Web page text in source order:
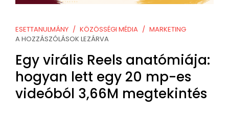
ESETTANULMÁNY KÖZÖSSÉGI MÉDIA
MARKETING
A HOZZÁSZÓLÁSOK LEZÁRVA
Egy virális Reels anatómiája:
hogyan lett egy 20 mp-es
videóból 3,66M megtekintés